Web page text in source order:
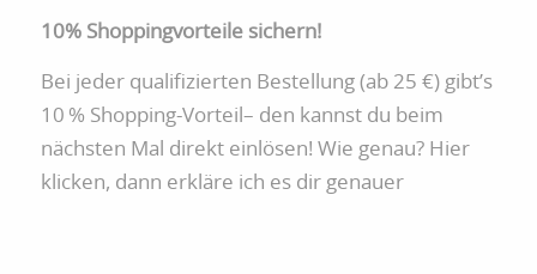
10% Shoppingvorteile sichern!
Bei jeder qualifizierten Bestellung (ab 25 €) gibt’s
10 % Shopping-Vorteil– den kannst du beim
nächsten Mal direkt einlösen! Wie genau? Hier
klicken, dann erkläre ich es dir genauer